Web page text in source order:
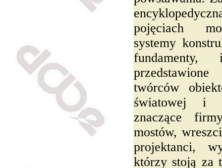
pojęciach
systemy
twórców
światowej i
znaczące
mostów,
projektanci,
którzy stoją za